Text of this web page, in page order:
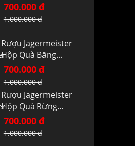
700.000 đ
1.000.000 đ
Rượu Jagermeister
Hộp Quà Băng...
700.000 đ
1.000.000 đ
Rượu Jagermeister
Hộp Quà Rừng...
700.000 đ
1.000.000 đ